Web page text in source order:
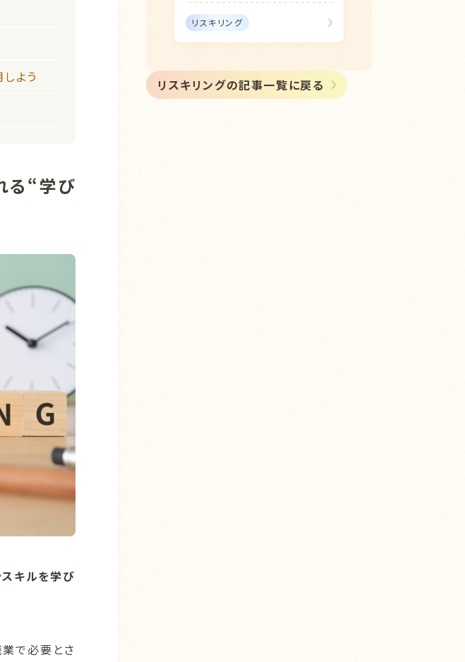
よう
る“学び
キルを学び
で必要とさ
リスキリング
リスキリングの記事一覧に戻る